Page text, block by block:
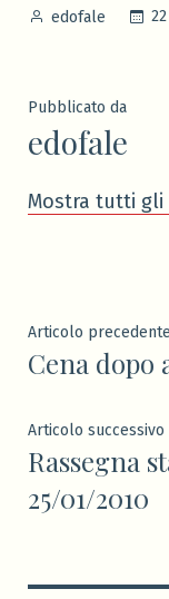
Pubblicato
edofale
Pubblicato da
edofale
Mostra tutti
articoli
Articolo precedente
Cena dopo
Articolo successivo
Rassegna
25/01/2010